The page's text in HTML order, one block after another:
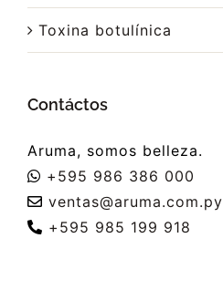
Toxina botulínica
Contáctos
Aruma, somos belleza.
+595 986 386 000
ventas@aruma.com.py
+595 985 199 918